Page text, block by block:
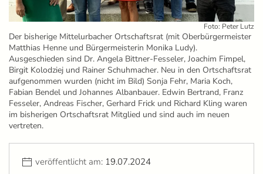
Foto: Peter Lutz
Der bisherige Mittelurbacher Ortschaftsrat (mit Oberbürgermeister
Matthias Henne und Bürgermeisterin Monika Ludy).
Ausgeschieden sind Dr. Angela Bittner-Fesseler, Joachim Fimpel,
Birgit Kolodziej und Rainer Schuhmacher. Neu in den Ortschaftsrat
aufgenommen wurden (nicht im Bild) Sonja Fehr, Maria Koch,
Fabian Bendel und Johannes Albanbauer. Edwin Bertrand, Franz
Fesseler, Andreas Fischer, Gerhard Frick und Richard Kling waren
im bisherigen Ortschaftsrat Mitglied und sind auch im neuen
vertreten.
veröffentlicht am: 19.07.2024